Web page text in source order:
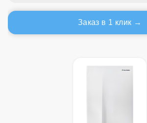
Заказ в 1 клик